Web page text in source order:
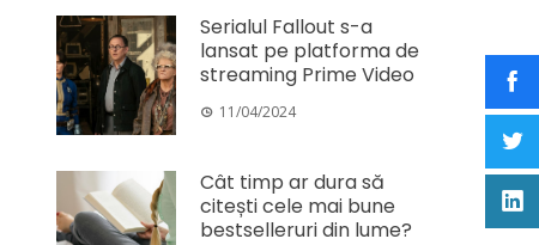
Serialul Fallout s-a
lansat pe platforma de
streaming Prime Video
11/04/2024
Cât timp ar dura să
citești cele mai bune
bestselleruri din lume?